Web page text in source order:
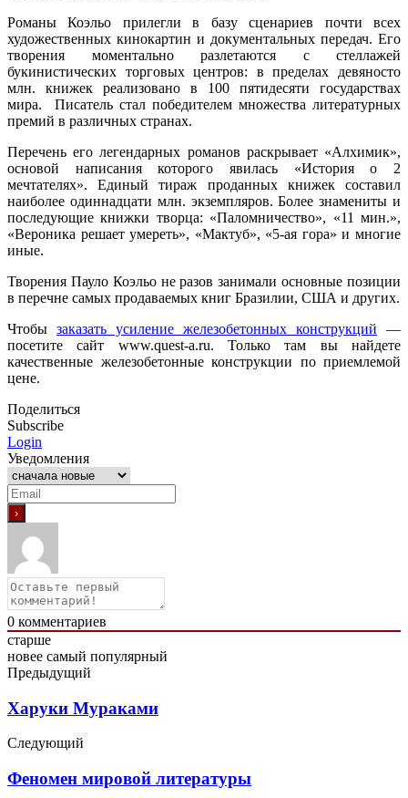
Романы Коэльо прилегли в базу сценариев почти всех
художественных кинокартин и документальных передач. Его
творения моментально разлетаются с стеллажей
букинистических торговых центров: в пределах девяносто
млн. книжек реализовано в 100 пятидесяти государствах
мира. Писатель стал победителем множества литературных
премий в различных странах.
Перечень его легендарных романов раскрывает «Алхимик»,
основой написания которого явилась «История о 2
мечтателях». Единый тираж проданных книжек составил
наиболее одиннадцати млн. экземпляров. Более знамениты и
последующие книжки творца: «Паломничество», «11 мин.»,
«Вероника решает умереть», «Мактуб», «5-ая гора» и многие
иные.
Творения Пауло Коэльо не разов занимали основные позиции
в перечне самых продаваемых книг Бразилии, США и других.
Чтобы заказать усиление железобетонных конструкций —
посетите сайт www.quest-a.ru. Только там вы найдете
качественные железобетонные конструкции по приемлемой
цене.
Поделиться
Subscribe
Login
Уведомления
0 комментариев
старше
новее самый популярный
Предыдущий
Харуки Мураками
Следующий
Феномен мировой литературы